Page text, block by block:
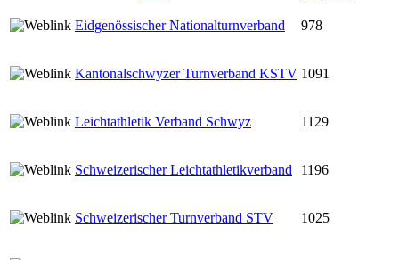
Eidgenössischer Nationalturnverband 978
Kantonalschwyzer Turnverband KSTV 1091
Leichtathletik Verband Schwyz 1129
Schweizerischer Leichtathletikverband 1196
Schweizerischer Turnverband STV 1025